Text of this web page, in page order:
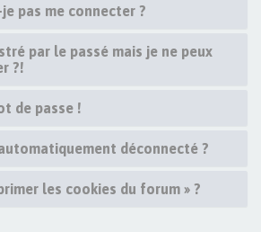
pas me connecter ?
par le passé mais je ne peux
?!
de passe !
déconnecté ?
les cookies du forum » ?